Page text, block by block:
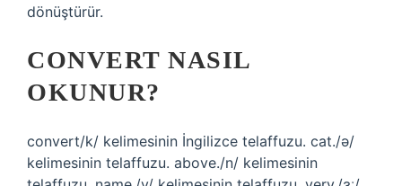
dönüştürür.
CONVERT NASIL
OKUNUR?
convert/k/ kelimesinin İngilizce telaffuzu. cat./ə/
kelimesinin telaffuzu. above./n/ kelimesinin